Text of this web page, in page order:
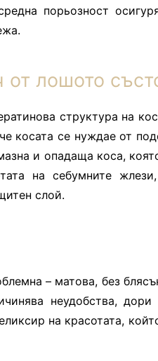
порьозност
лошото
структура на
косата се нуждае от
и опадаща коса,
на себумните
слой.
– матова, без
неудобства,
на красотата,